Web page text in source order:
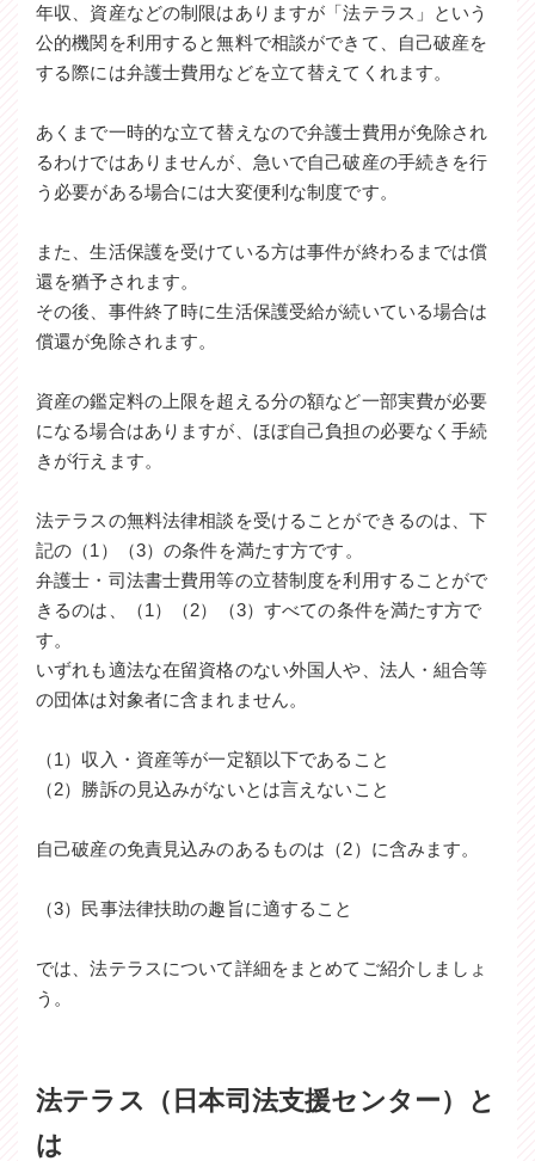
年収、資産などの制限はありますが「法テラス」という
公的機関を利用すると無料で相談ができて、自己破産を
する際には弁護士費用などを立て替えてくれます。
あくまで一時的な立て替えなので弁護士費用が免除され
るわけではありませんが、急いで自己破産の手続きを行
う必要がある場合には大変便利な制度です。
また、生活保護を受けている方は事件が終わるまでは償
還を猶予されます。
その後、事件終了時に生活保護受給が続いている場合は
償還が免除されます。
資産の鑑定料の上限を超える分の額など一部実費が必要
になる場合はありますが、ほぼ自己負担の必要なく手続
きが行えます。
法テラスの無料法律相談を受けることができるのは、下
記の（1）（3）の条件を満たす方です。
弁護士・司法書士費用等の立替制度を利用することがで
きるのは、（1）（2）（3）すべての条件を満たす方で
す。
いずれも適法な在留資格のない外国人や、法人・組合等
の団体は対象者に含まれません。
（1）収入・資産等が一定額以下であること
（2）勝訴の見込みがないとは言えないこと
自己破産の免責見込みのあるものは（2）に含みます。
（3）民事法律扶助の趣旨に適すること
では、法テラスについて詳細をまとめてご紹介しましょ
う。
法テラス（日本司法支援センター）と
は